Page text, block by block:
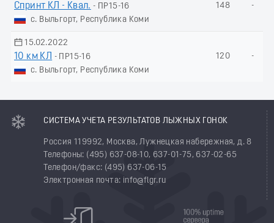
Спринт КЛ - Квал. - ПР15-16
с. Выльгорт, Республика Коми
148 -
15.02.2022
10 км КЛ
- ПР15-16
с. Выльгорт, Республика Коми
120 -
СИСТЕМА УЧЕТА РЕЗУЛЬТАТОВ ЛЫЖНЫХ ГОНОК
Россия 119992, Москва, Лужнецкая набережная, д. 8
Телефоны: (495) 637-08-10, 637-01-75, 637-02-65
Телефон/факс: (495) 637-06-15
Электронная почта: info@flgr.ru